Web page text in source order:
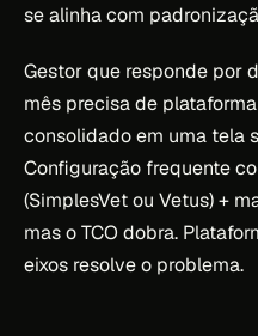
se alinha com
Gestor que responde por
mês precisa de
consolidado em uma tela
Configuração frequente
(SimplesVet ou Vetus) +
mas o TCO dobra.
eixos resolve o problema.